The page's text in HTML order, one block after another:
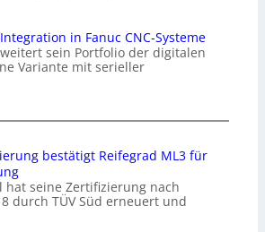
in Fanuc CNC-Systeme
sein Portfolio der digitalen
Variante mit serieller
bestätigt Reifegrad ML3 für
hat seine Zertifizierung nach
durch TÜV Süd erneuert und